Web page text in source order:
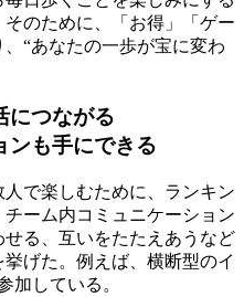
のために、「お得」「ゲー
“あなたの一歩が宝に変わ
につながる
ンも手にできる
人で楽しむために、ランキン
ーム内コミュニケーション
る、互いをたたえあうなど
げた。例えば、横断型のイ
加している。